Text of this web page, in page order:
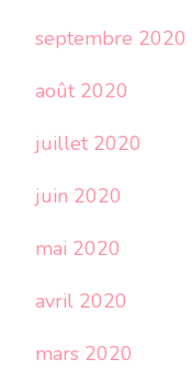
septembre 2020
août 2020
juillet 2020
juin 2020
mai 2020
avril 2020
mars 2020